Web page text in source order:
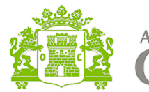
contenido
principal